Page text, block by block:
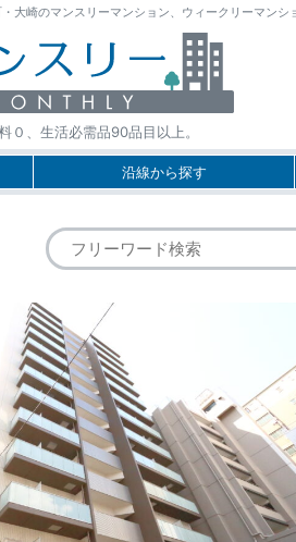
０、生活必需品90品目以上。
大崎のマンスリーマンション、ウィークリーマン
沿線から探す